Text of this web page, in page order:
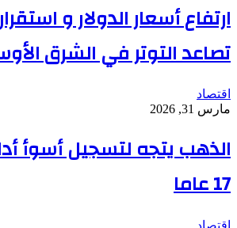
ارتفاع أسعار الدولار و
تصاعد التوتر في الشرق
اقتصاد
مارس 31, 2026
الذهب يتجه لتسجيل أسوأ
17 عاما